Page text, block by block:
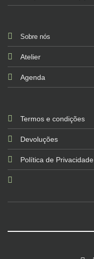
Sobre nós
Atelier
Agenda
Termos e condições
Devoluções
Política de Privacidade